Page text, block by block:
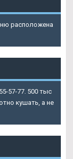
расположена
57-77. 500 тыс
кушать, а не